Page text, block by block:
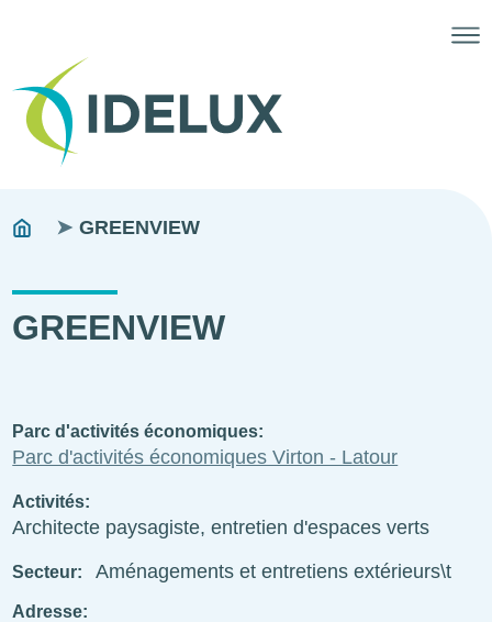
Fils
You
GREENVIEW
GREENVIEW
Parc d'activités économiques
Parc d'activités économiques Virton - Latour
Activités
Architecte paysagiste, entretien d'espaces verts
Secteur Aménagements et entretiens extérieurs\t
Adresse